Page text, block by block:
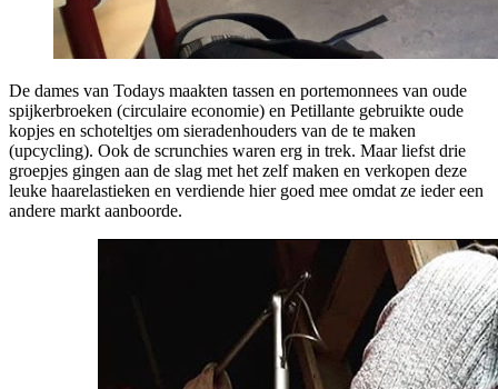
De dames van Todays maakten tassen en portemonnees van oude
spijkerbroeken (circulaire economie) en Petillante gebruikte oude
kopjes en schoteltjes om sieradenhouders van de te maken
(upcycling). Ook de scrunchies waren erg in trek. Maar liefst drie
groepjes gingen aan de slag met het zelf maken en verkopen deze
leuke haarelastieken en verdiende hier goed mee omdat ze ieder een
andere markt aanboorde.